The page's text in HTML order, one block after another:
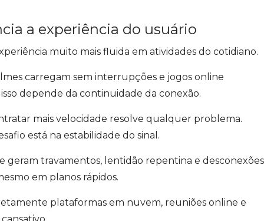
a experiência do usuário
muito mais fluida em atividades do cotidiano.
carregam sem interrupções e jogos online
depende da continuidade da conexão.
mais velocidade resolve qualquer problema.
está na estabilidade do sinal.
geram travamentos, lentidão repentina e desconexões
em planos rápidos.
plataformas em nuvem, reuniões online e